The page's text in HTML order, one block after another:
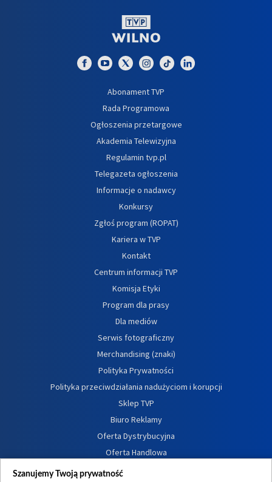
Abonament TVP
Rada Programowa
Ogłoszenia przetargowe
Akademia Telewizyjna
Regulamin tvp.pl
Telegazeta ogłoszenia
Informacje o nadawcy
Konkursy
Zgłoś program (ROPAT)
Kariera w TVP
Kontakt
Centrum informacji TVP
Komisja Etyki
Program dla prasy
Dla mediów
Serwis fotograficzny
Merchandising (znaki)
Polityka Prywatności
Polityka przeciwdziałania nadużyciom i korupcji
Sklep TVP
Biuro Reklamy
Oferta Dystrybucyjna
Oferta Handlowa
Dostępność
Szanujemy Twoją prywatność